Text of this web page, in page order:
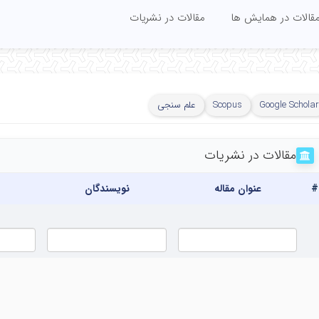
در همایش ها مقالات در نشریات
Google Scholar
Scopus علم سنجی
مقالات در نشریات
# عنوان مقاله نویسندگان